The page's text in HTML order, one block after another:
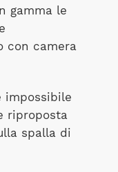
gamma le
con camera
impossibile
riproposta
spalla di